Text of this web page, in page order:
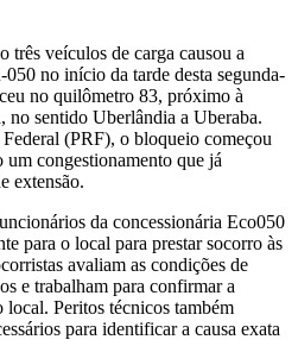
três veículos de carga causou a
no início da tarde desta segunda-
no quilômetro 83, próximo à
no sentido Uberlândia a Uberaba.
(PRF), o bloqueio começou
congestionamento que já
extensão.
da concessionária Eco050
para o local para prestar socorro às
avaliam as condições de
e trabalham para confirmar a
Peritos técnicos também
para identificar a causa exata